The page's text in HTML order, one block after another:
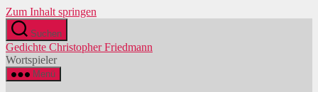
Zum Inhalt springen
Suchen
Gedichte Christopher Friedmann
Wortspieler
Menü